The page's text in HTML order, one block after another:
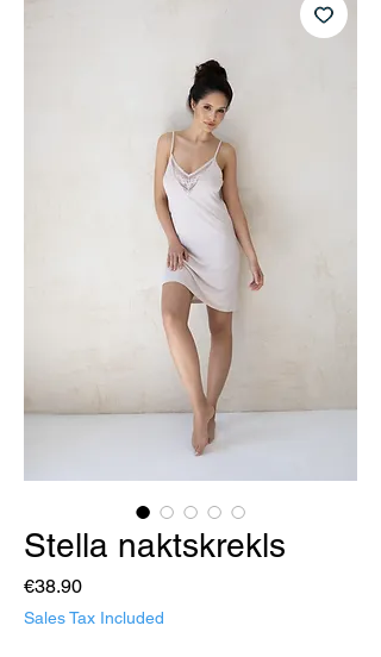
Stella naktskrekls
€38.90Price
Sales Tax Included